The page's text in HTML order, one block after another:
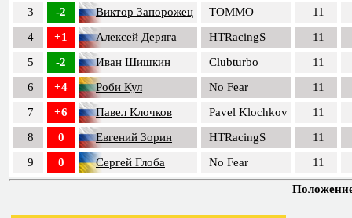
3
-2 Виктор Запорожец TOMMO
11
4
+1 Алексей Деряга HTRacingS
11
5
-2 Иван Шишкин Clubturbo
11
6
+4 Роби Кул No Fear
11
7
+6 Павел Клочков Pavel Klochkov
11
8
0 Евгений Зорин HTRacingS
11
9
0 Сергей Глоба No Fear 11
Положение